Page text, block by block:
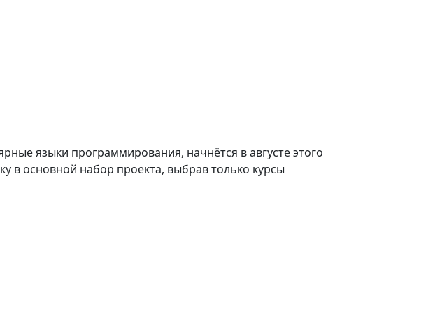
языки программирования, начнётся в августе этого
в основной набор проекта, выбрав только курсы